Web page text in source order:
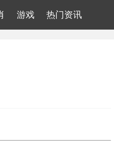
游戏 热门资讯